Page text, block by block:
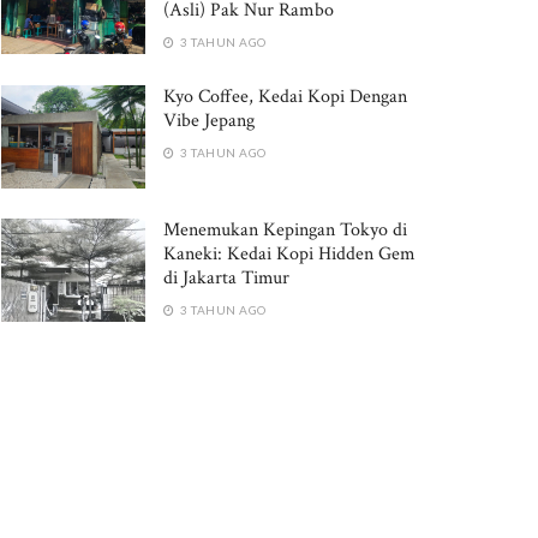
(Asli) Pak Nur Rambo
3 TAHUN AGO
Kyo Coffee, Kedai Kopi Dengan
Vibe Jepang
3 TAHUN AGO
Menemukan Kepingan Tokyo di
Kaneki: Kedai Kopi Hidden Gem
di Jakarta Timur
3 TAHUN AGO